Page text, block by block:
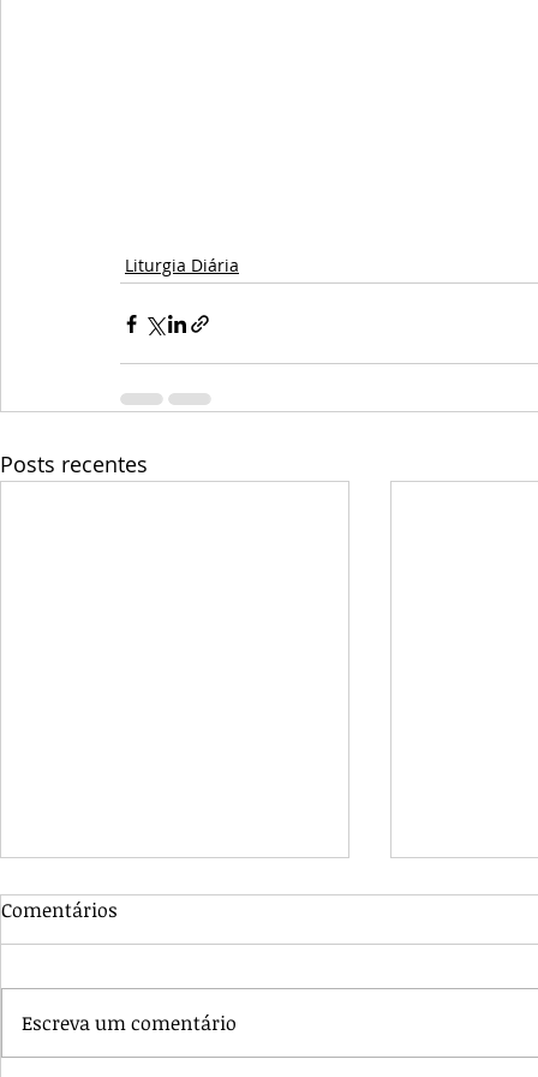
Liturgia Diária
Posts recentes
Comentários
Escreva um comentário